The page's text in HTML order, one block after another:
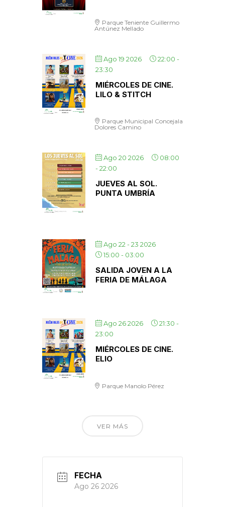
Parque Teniente Guillermo
Antúnez Mellado
Ago 19 2026 22:00 -
23:30
MIÉRCOLES DE CINE.
LILO & STITCH
Parque Municipal Concejala
Dolores Camino
Ago 20 2026
08:00
-22:00
JUEVES AL SOL.
PUNTA UMBRÍA
Ago 22 - 23 2026
15:00 - 03:00
SALIDA JOVEN A LA
FERIA DE MÁLAGA
Ago 26 2026 21:30 -
23:00
MIÉRCOLES DE CINE.
ELIO
Parque Manolo Pérez
VER MÁS
FECHA
Ago 26 2026